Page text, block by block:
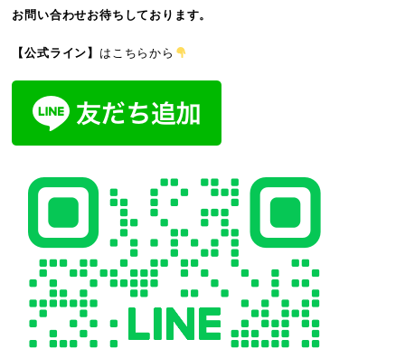
お問い合わせお待ちしております。
【公式ライン】 はこちらから